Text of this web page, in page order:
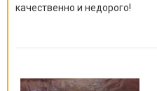
качественно и недорого!